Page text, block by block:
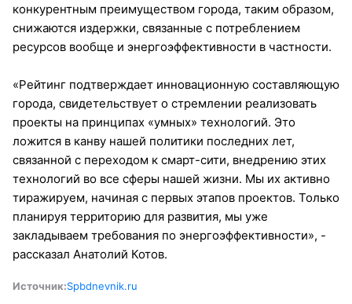
конкурентным преимуществом города, таким образом,
снижаются издержки, связанные с потреблением
ресурсов вообще и энергоэффективности в частности.
«Рейтинг подтверждает инновационную составляющую
города, свидетельствует о стремлении реализовать
проекты на принципах «умных» технологий. Это
ложится в канву нашей политики последних лет,
связанной с переходом к смарт-сити, внедрению этих
технологий во все сферы нашей жизни. Мы их активно
тиражируем, начиная с первых этапов проектов. Только
планируя территорию для развития, мы уже
закладываем требования по энергоэффективности», -
рассказал Анатолий Котов.
Источник:Spbdnevnik.ru